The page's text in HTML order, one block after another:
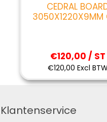
CEDRAL
3050X1220X9MM
€120,00 / ST
€120,00 Excl
Klantenservice